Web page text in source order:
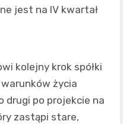
jest na IV kwartał
kolejny krok spółki
życia
drugi po projekcie na
zastąpi stare,